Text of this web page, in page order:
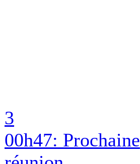
3
00h47: Prochaine